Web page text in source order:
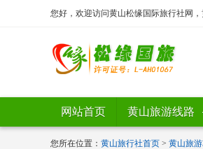
您好，欢迎访问黄山松缘国际旅行社网
网站首页 黄山旅游线路
您所在位置： 黄山旅行社首页 > 黄山旅